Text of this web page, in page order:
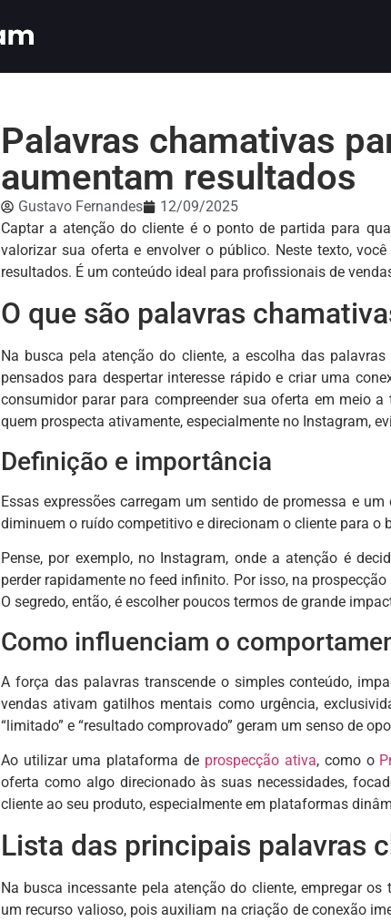
Palavras chamativas
aumentam resultados
Gustavo Fernandes
12/09/2025
Captar a atenção do cliente é o ponto de partida para
valorizar sua oferta e envolver o público. Neste texto,
resultados. É um conteúdo ideal para profissionais de
O que são palavras
Na busca pela atenção do cliente, a escolha das
pensados para despertar interesse rápido e criar uma
consumidor parar para compreender sua oferta em meio
quem prospecta ativamente, especialmente no Instagram,
Definição e importância
Essas expressões carregam um sentido de promessa e um
diminuem o ruído competitivo e direcionam o cliente para
Pense, por exemplo, no Instagram, onde a atenção é
perder rapidamente no feed infinito. Por isso, na
O segredo, então, é escolher poucos termos de grande
Como influenciam o
A força das palavras transcende o simples conteúdo,
vendas ativam gatilhos mentais como urgência,
“limitado” e “resultado comprovado” geram um senso de
Ao utilizar uma plataforma de prospecção ativa, como o
oferta como algo direcionado às suas necessidades,
cliente ao seu produto, especialmente em plataformas
Lista das principais palavras
Na busca incessante pela atenção do cliente, empregar
um recurso valioso, pois auxiliam na criação de conexão